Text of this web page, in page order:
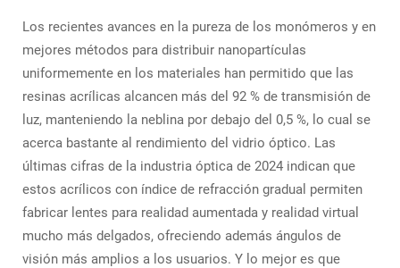
Los recientes avances en la pureza de los monómeros y en
mejores métodos para distribuir nanopartículas
uniformemente en los materiales han permitido que las
resinas acrílicas alcancen más del 92 % de transmisión de
luz, manteniendo la neblina por debajo del 0,5 %, lo cual se
acerca bastante al rendimiento del vidrio óptico. Las
últimas cifras de la industria óptica de 2024 indican que
estos acrílicos con índice de refracción gradual permiten
fabricar lentes para realidad aumentada y realidad virtual
mucho más delgados, ofreciendo además ángulos de
visión más amplios a los usuarios. Y lo mejor es que